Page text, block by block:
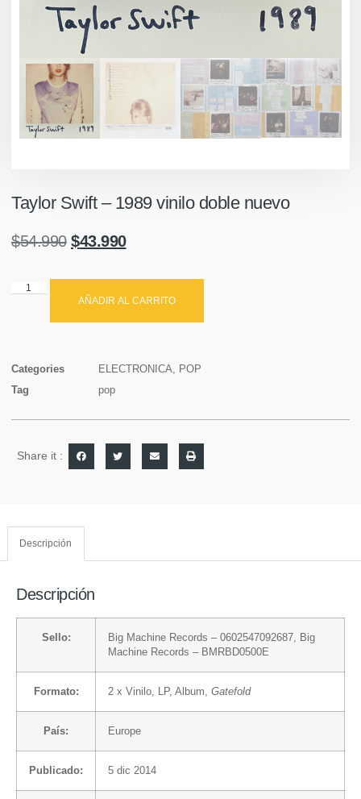
Taylor Swift – 1989 vinilo doble nuevo
$54.990 $43.990
AÑADIR AL CARRITO
Categories ELECTRONICA, POP
Tag
pop
Share it :
Descripción
Descripción
Sello: Big Machine Records – 0602547092687,
Big
Machine Records – BMRBD0500E
Formato: 2 x Vinilo , LP, Album, Gatefold
País: Europe
Publicado: 5 dic 2014